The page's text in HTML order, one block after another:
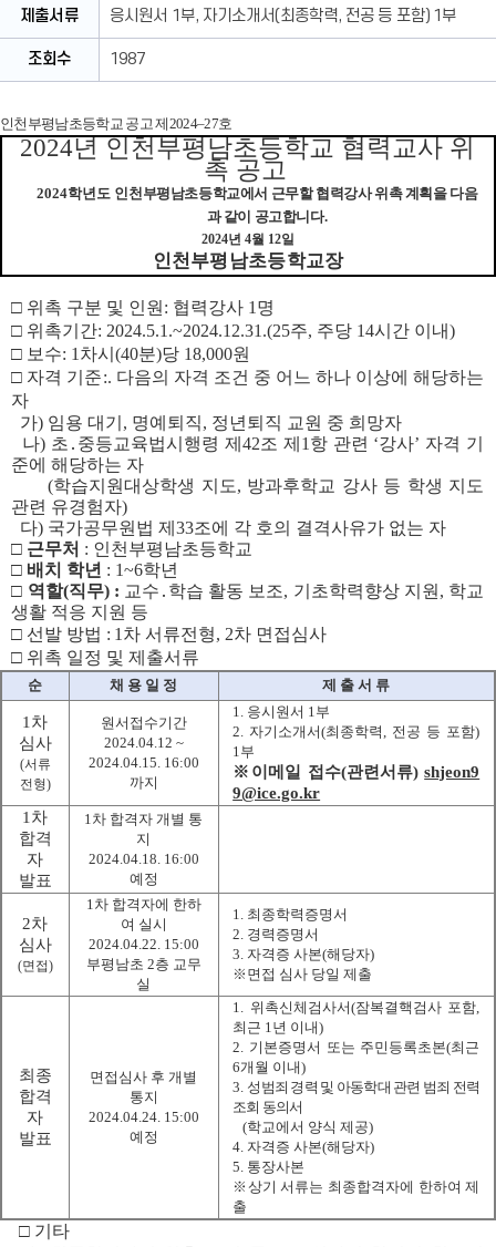
제출서류 응시원서 1부, 자기소개서(최종학력, 전공 등 포함) 1부
조회수 1987
인천부평남초등학교 공고 제2024–27호
2024년 인천부평남초등학교 협력교사 위
촉 공고
2024학년도 인천부평남초등학교에서 근무할 협력강사 위촉 계획을 다음
과 같이 공고합니다.
2024년 4월 12일
인천부평남초등학교장
□ 위촉 구분 및 인원 : 협력강사 1 명
□ 위촉기간: 2024.5.1.~2024.12.31.(25주, 주당 14시간 이내)
□ 보수: 1 차시(40분)당 18,000원
□ 자격 기준:. 다음의 자격 조건 중 어느 하나 이상에 해당하는
자
가) 임용 대기 , 명예퇴직, 정년퇴직 교원 중 희망자
나) 초 ․ 중등교육법시행령 제 42조 제 1 항 관련 ‘강사’ 자격 기
준에 해당하는 자
(학습지원대상학생 지도, 방과후학교 강사 등 학생 지도
관련 유경험자)
다) 국가공무원법 제33조에 각 호의 결격사유가 없는 자
□ 근무처 : 인천부평남초등학교
□ 배치 학년 : 1~6학년
□ 역할(직무) : 교수 ․ 학습 활동 보조, 기초학력향상 지원 , 학교
생활 적응 지원 등
□ 선발 방법 : 1 차 서류전형, 2차 면접심사
□ 위촉 일정 및 제출서류
순 채 용 일 정 제 출 서 류
1 차
심사
(서류
전형)
원서접수기간
2024.04.12 ~
2024.04.15. 16:00
까지
1. 응시원서 1부
2. 자기소개서(최종학력, 전공 등 포함)
1부
※ 이메일 접수(관련서류)shjeon9
9@ice.go.kr
1 차
합격
자
발표
1차 합격자 개별 통
지
2024.04.18. 16:00
예정
2차
심사
(면접)
1차 합격자에 한하
여 실시
2024.04.22. 15:00
부평남초 2층 교무
실
1. 최종학력증명서
2. 경력증명서
3. 자격증 사본(해당자)
※ 면접 심사 당일 제출
최종
합격
자
발표
면접심사 후 개별
통지
2024.04.24. 15:00
예정
1. 위촉신체검사서(잠복결핵검사 포함,
최근 1년 이내)
2. 기본증명서 또는 주민등록초본(최근
6개월 이내)
3. 성범죄 경력 및 아동학대 관련 범죄 전력
조회 동의서
(학교에서 양식 제공)
4. 자격증 사본(해당자)
5. 통장사본
※ 상기 서류는 최종합격자에 한하여 제
출
□ 기타